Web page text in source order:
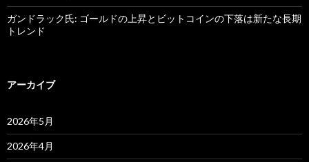
ガンドラック氏: ゴールドの上昇とビットコインの下落は新たな長期
トレンド
アーカイブ
2026年5月
2026年4月